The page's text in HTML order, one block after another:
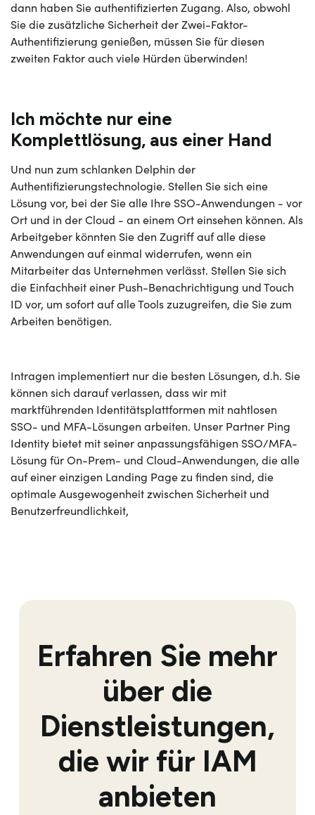
dann haben Sie authentifizierten Zugang. Also, obwohl
Sie die zusätzliche Sicherheit der Zwei-Faktor-
Authentifizierung genießen, müssen Sie für diesen
zweiten Faktor auch viele Hürden überwinden!
Ich möchte nur eine
Komplettlösung, aus einer Hand
Und nun zum schlanken Delphin der
Authentifizierungstechnologie. Stellen Sie sich eine
Lösung vor, bei der Sie alle Ihre SSO-Anwendungen - vor
Ort und in der Cloud - an einem Ort einsehen können. Als
Arbeitgeber könnten Sie den Zugriff auf alle diese
Anwendungen auf einmal widerrufen, wenn ein
Mitarbeiter das Unternehmen verlässt. Stellen Sie sich
die Einfachheit einer Push-Benachrichtigung und Touch
ID vor, um sofort auf alle Tools zuzugreifen, die Sie zum
Arbeiten benötigen.
Intragen implementiert nur die besten Lösungen, d.h. Sie
können sich darauf verlassen, dass wir mit
marktführenden Identitätsplattformen mit nahtlosen
SSO- und MFA-Lösungen arbeiten. Unser Partner Ping
Identity bietet mit seiner anpassungsfähigen SSO/MFA-
Lösung für On-Prem- und Cloud-Anwendungen, die alle
auf einer einzigen Landing Page zu finden sind, die
optimale Ausgewogenheit zwischen Sicherheit und
Benutzerfreundlichkeit,
Erfahren Sie mehr
über die
Dienstleistungen,
die wir für IAM
anbieten